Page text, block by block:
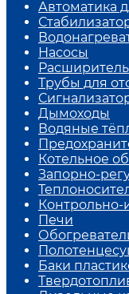
Автоматика
Насосы
Трубы для
Дымоходы
Водяные
Котельное
Запорно-
Печи
Баки